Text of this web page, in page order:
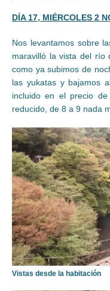
DÍA 17, MIÉRCOLES 2
Nos levantamos sobre
maravilló la vista del río
como ya subimos de
las yukatas y bajamos
incluido en el precio
reducido, de 8 a 9 nada
Vistas desde la habitación